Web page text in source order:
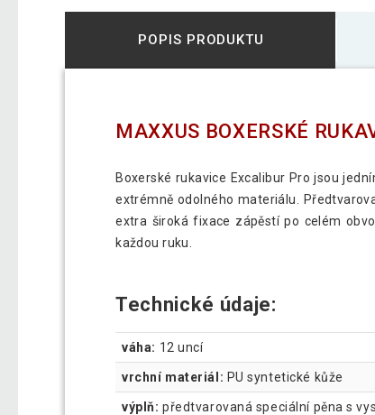
POPIS PRODUKTU
MAXXUS BOXERSKÉ
Boxerské rukavice Excalibur Pro jsou
extrémně odolného materiálu.
extra široká fixace zápěstí po celém
každou ruku.
Technické údaje:
váha: 12 uncí
vrchní materiál: PU syntetické kůže
výplň: předtvarovaná speciální pěna s